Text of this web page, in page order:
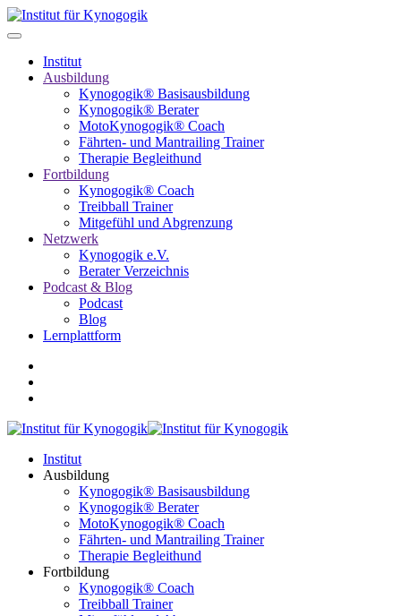
Institut
Ausbildung
Kynogogik® Basisausbildung
Kynogogik® Berater
MotoKynogogik® Coach
Fährten- und Mantrailing Trainer
Therapie Begleithund
Fortbildung
Kynogogik® Coach
Treibball Trainer
Mitgefühl und Abgrenzung
Netzwerk
Kynogogik e.V.
Berater Verzeichnis
Podcast & Blog
Podcast
Blog
Lernplattform
Institut
Ausbildung
Kynogogik® Basisausbildung
Kynogogik® Berater
MotoKynogogik® Coach
Fährten- und Mantrailing Trainer
Therapie Begleithund
Fortbildung
Kynogogik® Coach
Treibball Trainer